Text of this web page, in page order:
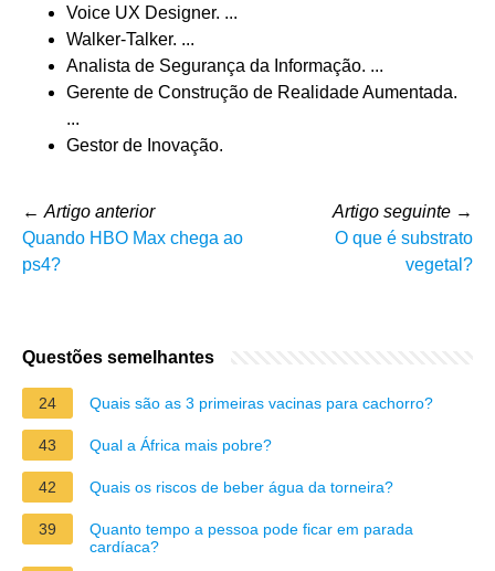
Voice UX Designer. ...
Walker-Talker. ...
Analista de Segurança da Informação. ...
Gerente de Construção de Realidade Aumentada.
...
Gestor de Inovação.
← Artigo anterior
Quando HBO Max chega ao
ps4?
Artigo seguinte →
O que é substrato
vegetal?
Questões semelhantes
24 Quais são as 3 primeiras vacinas para cachorro?
43 Qual a África mais pobre?
42 Quais os riscos de beber água da torneira?
39
Quanto tempo a pessoa pode ficar em parada
cardíaca?